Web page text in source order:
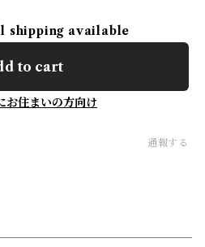
shipping available
to cart
お住まいの方向け
通報する